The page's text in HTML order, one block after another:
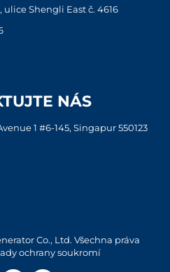
Shengli East č. 4616
NÁS
1 #6-145, Singapur 550123
Co., Ltd. Všechna práva
ochrany soukromí